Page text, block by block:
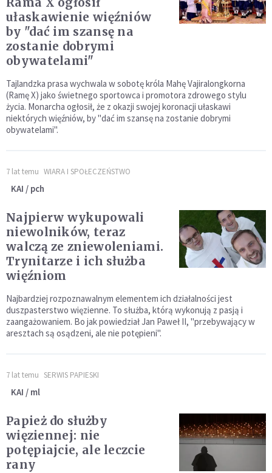
ułaskawienie więźniów
by "dać im szansę na
zostanie dobrymi
obywatelami"
Tajlandzka prasa wychwala w sobotę króla Mahę Vajiralongkorna
(Ramę X) jako świetnego sportowca i promotora zdrowego stylu
życia. Monarcha ogłosił, że z okazji swojej koronacji ułaskawi
niektórych więźniów, by "dać im szansę na zostanie dobrymi
obywatelami".
7 lat temu WIARA I SPOŁECZEŃSTWO
KAI / pch
Najpierw wykupowali
niewolników, teraz
walczą ze zniewoleniami.
Trynitarze i ich służba
więźniom
Najbardziej rozpoznawalnym elementem ich działalności jest
duszpasterstwo więzienne. To służba, którą wykonują z pasją i
zaangażowaniem. Bo jak powiedział Jan Paweł II, "przebywający w
aresztach są osądzeni, ale nie potępieni".
7 lat temu SERWIS PAPIESKI
KAI / ml
Papież do służby
więziennej: nie
potępiajcie, ale leczcie
rany